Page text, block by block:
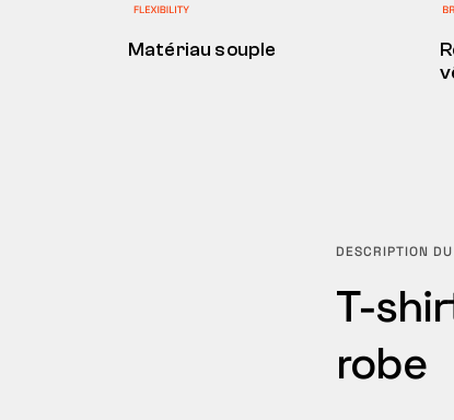
Matériau souple
DESCRIPTION
T-
robe